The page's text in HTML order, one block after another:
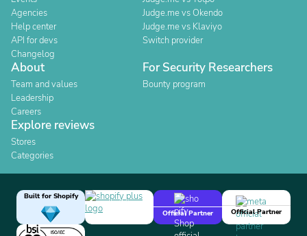
Agencies
Help center
API for devs
Changelog
Judge.me vs Okendo
Judge.me vs Klaviyo
Switch provider
About
Team and values
Leadership
Careers
For Security Researchers
Bounty program
Explore reviews
Stores
Categories
Built for Shopify
Official Partner
Official Partner